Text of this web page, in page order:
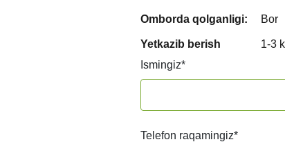
Omborda qolganligi: Bor
Yetkazib berish
1-3
Ismingiz*
Telefon raqamingiz*